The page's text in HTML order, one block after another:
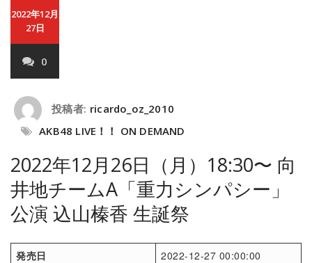
2022年12月
27日
0
投稿者: ricardo_oz_2010
AKB48 LIVE！！ ON DEMAND
2022年12月26日（月）18:30〜 向
井地チームA「重力シンパシー」
公演 込山榛香 生誕祭
発売日 2022-12-27 00:00:00